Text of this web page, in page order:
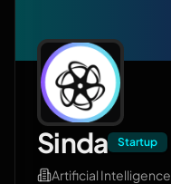
Sinda Startup
Artificial Intelligence